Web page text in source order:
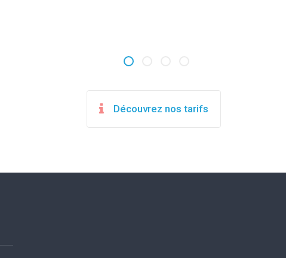
Découvrez nos tarifs